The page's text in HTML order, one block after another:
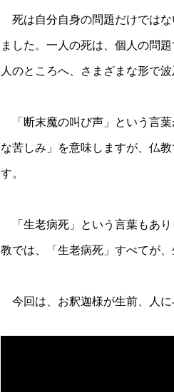
死は自分自身の問題だけでは
ました。一人の死は、個人の問
人のところへ、さまざまな形で
「断末魔の叫び声」という言葉
な苦しみ」を意味しますが、仏
す。
「生老病死」という言葉もあ
教では、「生老病死」すべてが
今回は、お釈迦様が生前、人に